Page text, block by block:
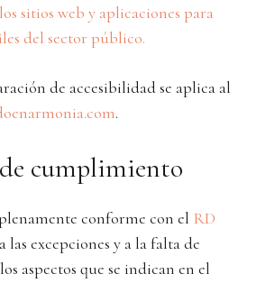
sitios web y aplicaciones para
del sector público.
de accesibilidad se aplica al
.
cumplimiento
conforme con el RD
las excepciones y a la falta de
aspectos que se indican en el